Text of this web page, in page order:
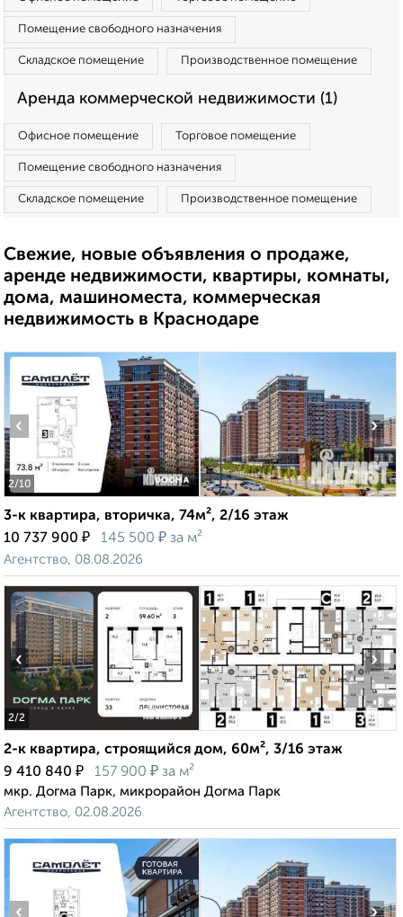
Помещение свободного назначения
Складское помещение Производственное помещение
Аренда коммерческой недвижимости (1)
Офисное помещение Торговое помещение
Помещение свободного назначения
Складское помещение Производственное помещение
Свежие, новые объявления о продаже,
аренде недвижимости, квартиры, комнаты,
дома, машиноместа, коммерческая
недвижимость в Краснодаре
2/10
‹ ›
3-к квартира, вторичка, 74м², 2/16 этаж
10 737 900 ₽ 145 500 ₽ за м²
Агентство, 08.08.2026
2/2
‹ ›
2-к квартира, строящийся дом, 60м², 3/16 этаж
9 410 840 ₽ 157 900 ₽ за м²
мкр. Догма Парк, микрорайон Догма Парк
Агентство, 02.08.2026
‹ ›